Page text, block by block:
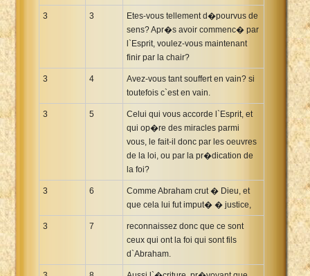
3 3
Etes-vous tellement d�pourvus de
sens? Apr�s avoir commenc� par
l`Esprit, voulez-vous maintenant
finir par la chair?
3 4
Avez-vous tant souffert en vain? si
toutefois c`est en vain.
3 5
Celui qui vous accorde l`Esprit, et
qui op�re des miracles parmi
vous, le fait-il donc par les oeuvres
de la loi, ou par la pr�dication de
la foi?
3 6
Comme Abraham crut � Dieu, et
que cela lui fut imput� � justice,
3 7
reconnaissez donc que ce sont
ceux qui ont la foi qui sont fils
d`Abraham.